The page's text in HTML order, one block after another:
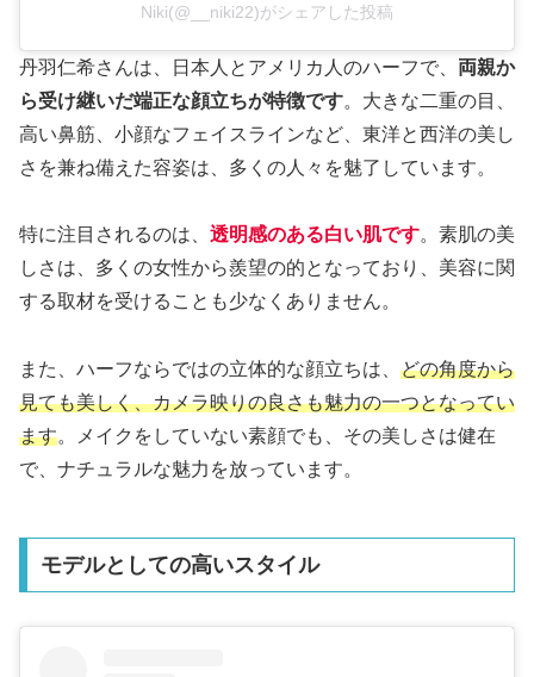
Niki(@__niki22)がシェアした投稿
丹羽仁希さんは、日本人とアメリカ人のハーフで、 両親か
ら受け継いだ端正な顔立ちが特徴です。大きな二重の目、
高い鼻筋、小顔なフェイスラインなど、東洋と西洋の美し
さを兼ね備えた容姿は、多くの人々を魅了しています。
特に注目されるのは、 透明感のある白い肌です。素肌の美
しさは、多くの女性から羨望の的となっており、美容に関
する取材を受けることも少なくありません。
また、ハーフならではの立体的な顔立ちは、 どの角度から
見ても美しく、カメラ映りの良さも魅力の一つとなってい
ます。メイクをしていない素顔でも、その美しさは健在
で、ナチュラルな魅力を放っています。
モデルとしての高いスタイル